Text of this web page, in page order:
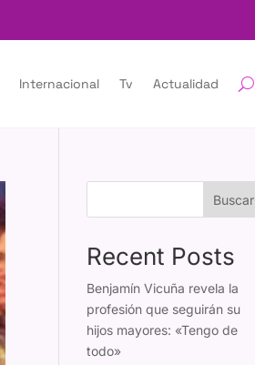
Internacional Tv Actualidad
Buscar
Recent Posts
Benjamín Vicuña revela la
profesión que seguirán su
hijos mayores: «Tengo de
todo»